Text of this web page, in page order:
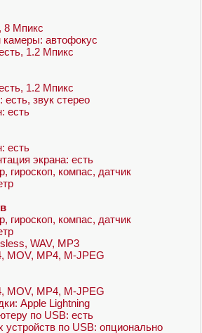
8 Мпикс
автофокус
1.2 Мпикс
1.2 Мпикс
звук стерео
есть
есть
экрана: есть
гироскоп, компас, датчик
гироскоп, компас, датчик
WAV, MP3
MOV, MP4, M-JPEG
MOV, MP4, M-JPEG
Apple Lightning
по USB: есть
по USB: опционально